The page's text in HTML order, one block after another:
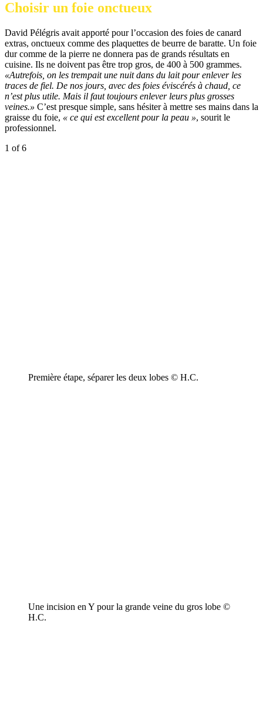
Choisir un foie onctueux
David Pélégris avait apporté pour l’occasion des foies de canard
extras, onctueux comme des plaquettes de beurre de baratte. Un foie
dur comme de la pierre ne donnera pas de grands résultats en
cuisine. Ils ne doivent pas être trop gros, de 400 à 500 grammes.
«Autrefois, on les trempait une nuit dans du lait pour enlever les
traces de fiel. De nos jours, avec des foies éviscérés à chaud, ce
n’est plus utile. Mais il faut toujours enlever leurs plus grosses
veines.» C’est presque simple, sans hésiter à mettre ses mains dans la
graisse du foie, « ce qui est excellent pour la peau », sourit le
professionnel.
1 of 6
Première étape, séparer les deux lobes © H.C.
Une incision en Y pour la grande veine du gros lobe ©
H.C.